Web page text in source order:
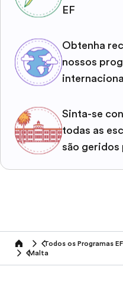
EF
Obtenha
nossos
Sinta-se
todas as
são geridos
home Todos os Programas EF
Malta